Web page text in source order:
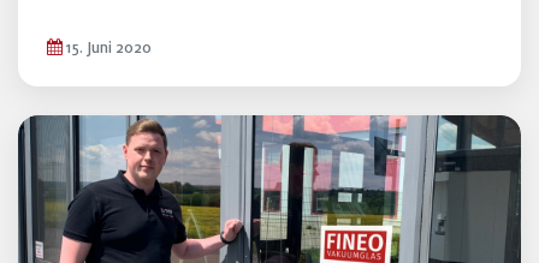
15. Juni 2020